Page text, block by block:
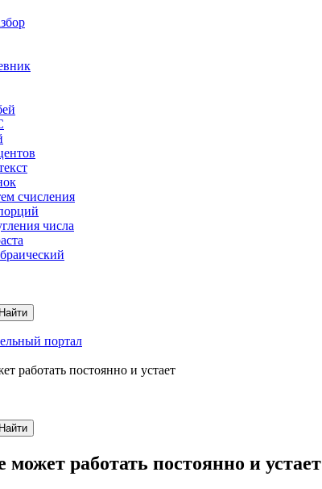
счисления
числа
Найти
портал
работать постоянно и устает
Найти
работать постоянно и устает